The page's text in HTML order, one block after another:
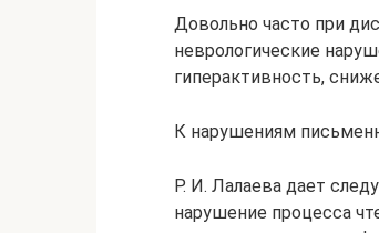
Довольно часто при
неврологические
гиперактивность,
К нарушениям
Р. И. Лалаева дает
нарушение процесса